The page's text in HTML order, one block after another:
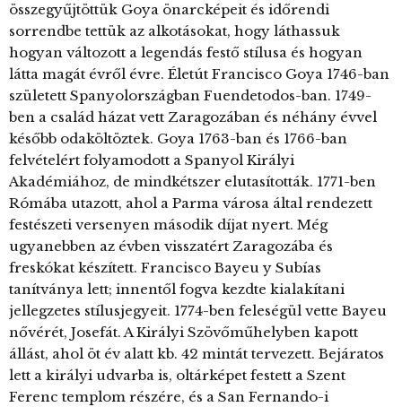
összegyűjtöttük Goya önarcképeit és időrendi
sorrendbe tettük az alkotásokat, hogy láthassuk
hogyan változott a legendás festő stílusa és hogyan
látta magát évről évre. Életút Francisco Goya 1746-ban
született Spanyolországban Fuendetodos-ban. 1749-
ben a család házat vett Zaragozában és néhány évvel
később odaköltöztek. Goya 1763-ban és 1766-ban
felvételért folyamodott a Spanyol Királyi
Akadémiához, de mindkétszer elutasították. 1771-ben
Rómába utazott, ahol a Parma városa által rendezett
festészeti versenyen második díjat nyert. Még
ugyanebben az évben visszatért Zaragozába és
freskókat készített. Francisco Bayeu y Subías
tanítványa lett; innentől fogva kezdte kialakítani
jellegzetes stílusjegyeit. 1774-ben feleségül vette Bayeu
nővérét, Josefát. A Királyi Szövőműhelyben kapott
állást, ahol öt év alatt kb. 42 mintát tervezett. Bejáratos
lett a királyi udvarba is, oltárképet festett a Szent
Ferenc templom részére, és a San Fernando-i